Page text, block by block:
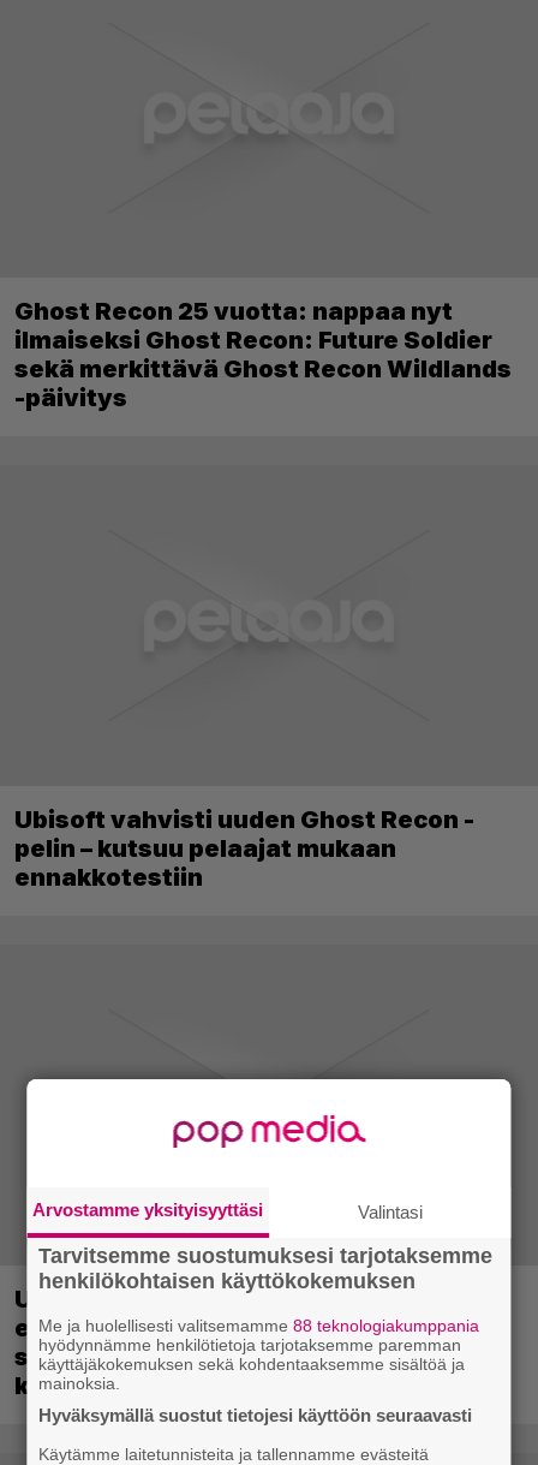
Ghost Recon 25 vuotta: nappaa nyt
ilmaiseksi Ghost Recon: Future Soldier
sekä merkittävä Ghost Recon Wildlands
-päivitys
Ubisoft vahvisti uuden Ghost Recon -
pelin – kutsuu pelaajat mukaan
ennakkotestiin
Uutta PS5-pulmahyppelyä kuvaillaan
ensimmäiseksi peliksi, joka on
suunniteltu täysin DualSense-ohjaimen
kosketuslevyn ympärille
Arvostamme yksityisyyttäsi Valintasi
Tarvitsemme suostumuksesi tarjotaksemme
henkilökohtaisen käyttökokemuksen
Me ja huolellisesti valitsemamme88 teknologiakumppania
hyödynnämme henkilötietoja tarjotaksemme paremman
käyttäjäkokemuksen sekä kohdentaaksemme sisältöä ja
mainoksia.
Hyväksymällä suostut tietojesi käyttöön seuraavasti
Käytämme laitetunnisteita ja tallennamme evästeitä